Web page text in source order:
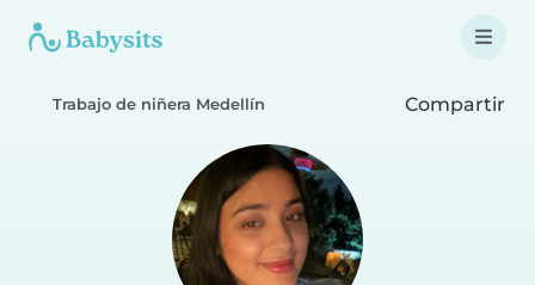
Trabajo de niñera Medellín Compartir